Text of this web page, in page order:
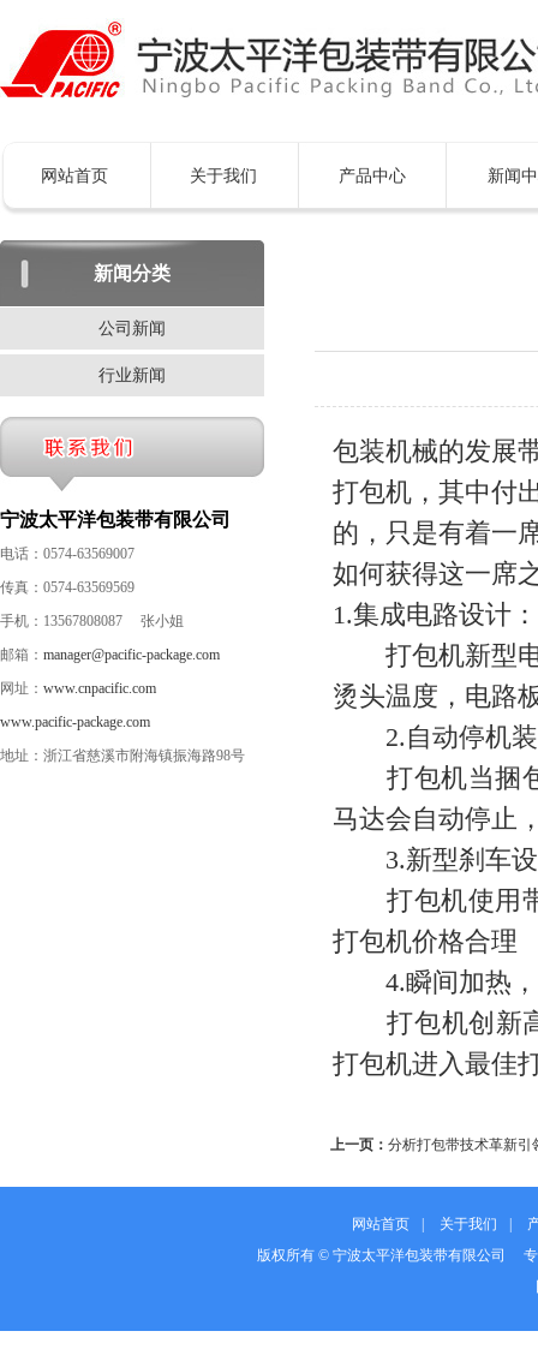
网站首页 关于我们 产品中心 新闻
新闻分类
公司新闻
行业新闻
宁波太平洋包装带有限公司
电话：0574-63569007
传真：0574-63569569
手机：13567808087 张小姐
邮箱： manager@pacific-package.com
网址： www.cnpacific.com
www.pacific-package.com
地址：浙江省慈溪市附海镇振海路98号
包装机械的发展
打包机，其中付
的，只是有着一
如何获得这一席
1.集成电路设计：
打包机新型电
烫头温度，电路
2.自动停机装
打包机当捆包
马达会自动停止
3.新型刹车设
打包机使用带
打包机价格合理
4.瞬间加热，
打包机创新高
打包机进入最佳
上一页： 分析打包带技术革新引
网站首页 关于我们
版权所有 © 宁波太平洋包装带有限公司 专